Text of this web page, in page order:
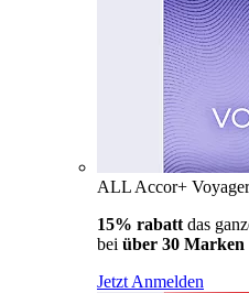
ALL Accor+ Voyager
15% rabatt das
bei über 30 Marken
Jetzt Anmelden